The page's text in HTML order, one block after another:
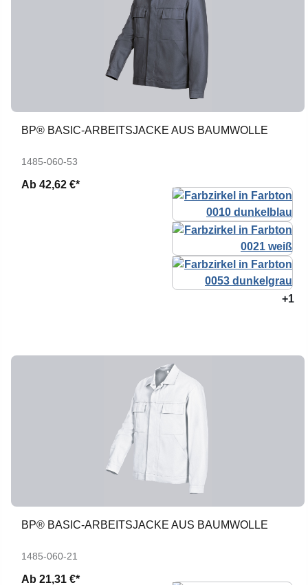
BP® BASIC-ARBEITSJACKE AUS BAUMWOLLE
1485-060-53
Ab 42,62 €*
+1
BP® BASIC-ARBEITSJACKE AUS BAUMWOLLE
1485-060-21
Ab 21,31 €*